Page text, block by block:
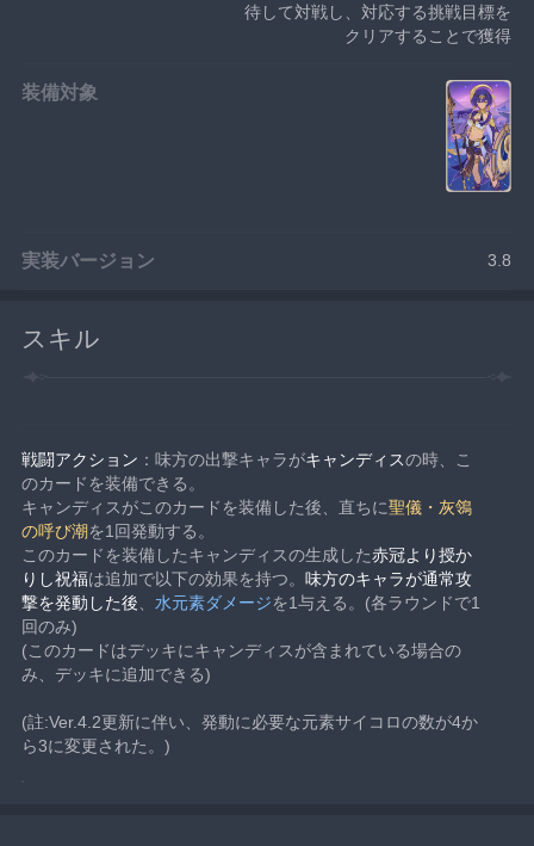
待して対戦し、対応する挑戦目標を
クリアすることで獲得
装備対象
実装バージョン 3.8
スキル
戦闘アクション ：味方の出撃キャラがキャンディスの時、こ
のカードを装備できる。
キャンディスがこのカードを装備した後、直ちに聖儀・灰鴒
の呼び潮を1回発動する。
このカードを装備したキャンディスの生成した赤冠より授か
りし祝福は追加で以下の効果を持つ。味方のキャラが通常攻
撃を発動した後、水元素ダメージを1与える。(各ラウンドで1
回のみ)
(このカードはデッキにキャンディスが含まれている場合の
み、デッキに追加できる)
(註:Ver.4.2更新に伴い、発動に必要な元素サイコロの数が4か
ら3に変更された。)